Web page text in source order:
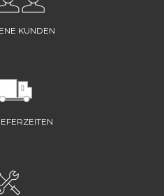
KUNDEN